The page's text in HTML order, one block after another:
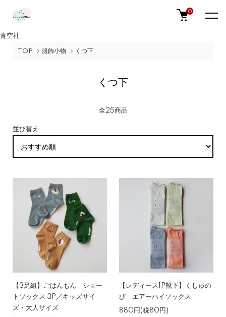
青空社
0
TOP 服飾小物 くつ下
くつ下
全25商品
並び替え
【3足組】ごはんもん ショー
トソックス 3P／キッズサイ
ズ・大人サイズ
【レディース1P靴下】くしゅの
び エアーハイソックス
880円(税80円)